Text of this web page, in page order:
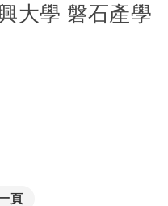
大學 磐石產學
頁